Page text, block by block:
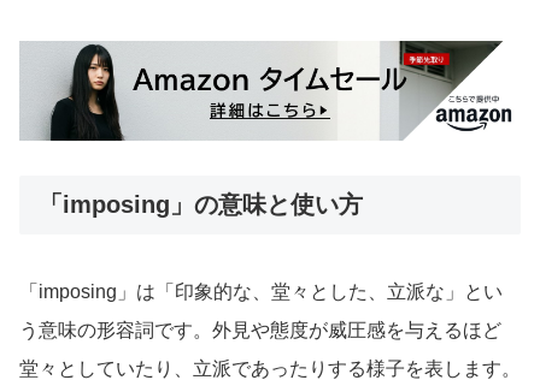
「imposing」の意味と使い方
「imposing」は「印象的な、堂々とした、立派な」とい
う意味の形容詞です。外見や態度が威圧感を与えるほど
堂々としていたり、立派であったりする様子を表します。